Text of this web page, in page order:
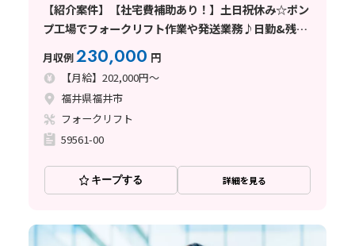
【紹介案件】【社宅費補助あり！】土日祝休み☆ポン
プ工場でフォークリフト作業や発送業務♪日勤&残業
少なめ◎
月収例230,000 円
【月給】202,000円～
福井県福井市
フォークリフト
59561-00
キープする 詳細を見る